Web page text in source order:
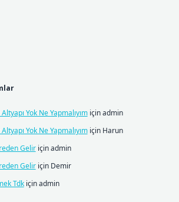
Yok Ne Yapmalıyımiçinadmin
Yok Ne Yapmalıyımiçin Harun
Geliriçinadmin
Geliriçin Demir
Tdkiçinadmin